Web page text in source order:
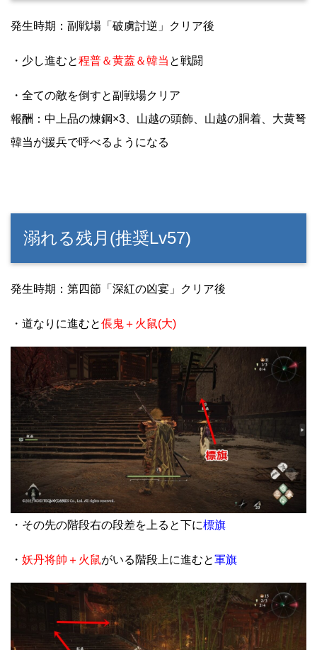
発生時期：副戦場「破虜討逆」クリア後
・少し進むと程普＆黄蓋＆韓当 と戦闘
・全ての敵を倒すと副戦場クリア
報酬：中上品の煉鋼×3、山越の頭飾、山越の胴着、大黄弩
韓当が援兵で呼べるようになる
溺れる残月(推奨Lv57)
発生時期：第四節「深紅の凶宴」クリア後
・道なりに進むと倀鬼＋火鼠(大)
・その先の階段右の段差を上ると下に標旗
・ 妖丹将帥＋火鼠がいる階段上に進むと軍旗